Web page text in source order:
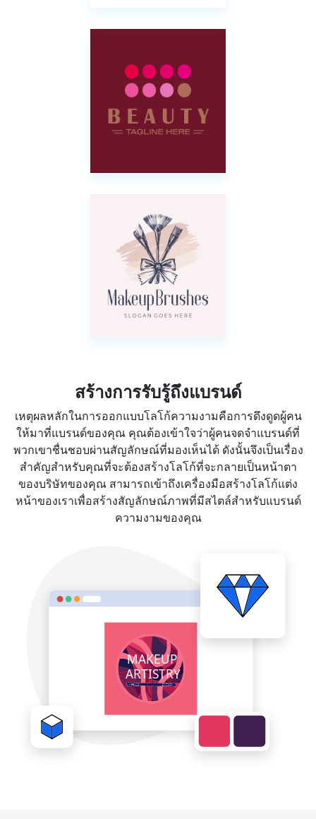
สร้างการรับรู้ถึงแบรนด์
เหตุผลหลักในการออกแบบโลโก้ความงามคือการดึงดูดผู้คน
ให้มาที่แบรนด์ของคุณ คุณต้องเข้าใจว่าผู้คนจดจำแบรนด์ที่
พวกเขาชื่นชอบผ่านสัญลักษณ์ที่มองเห็นได้ ดังนั้นจึงเป็นเรื่อง
สำคัญสำหรับคุณที่จะต้องสร้างโลโก้ที่จะกลายเป็นหน้าตา
ของบริษัทของคุณ สามารถเข้าถึงเครื่องมือสร้างโลโก้แต่ง
หน้าของเราเพื่อสร้างสัญลักษณ์ภาพที่มีสไตล์สำหรับแบรนด์
ความงามของคุณ